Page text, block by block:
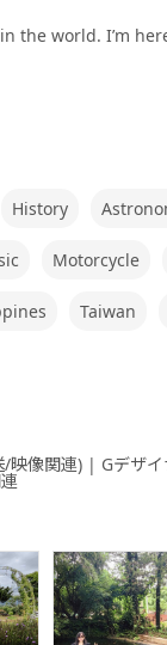
世界一周旅行 5分間デ
職種別英会話
基礎
職種別英
実践
the world. I’m
History
Motorcycle
Taiwan
映像関連) | Gデザ